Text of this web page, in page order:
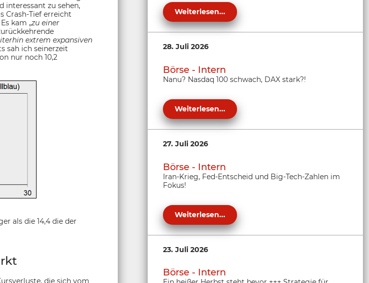
interessant zu sehen,
Crash-Tief erreicht
kam „zu einer
extrem expansiven
sah ich seinerzeit
nur noch 10,2
als die 14,4 die der
die sich vom
Weiterlesen...
28. Juli 2026
Börse - Intern
Nanu? Nasdaq 100 schwach, DAX stark?!
Weiterlesen...
27. Juli 2026
Börse - Intern
Iran-Krieg, Fed-Entscheid und Big-Tech-Zahlen im
Fokus!
Weiterlesen...
23. Juli 2026
Börse - Intern